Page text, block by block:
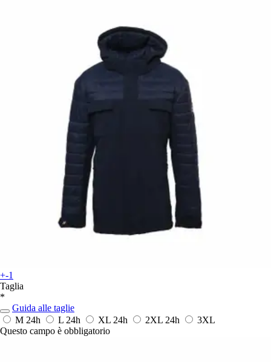
+-1
Taglia
*
Guida alle taglie
M 24h L 24h XL 24h 2XL 24h
3XL
Questo campo è obbligatorio